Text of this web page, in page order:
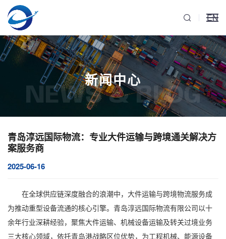
EN
新闻中心
NEWS & BLOG
青岛淳远国际物流：专业大件运输与跨境通关解决方
案服务商
2025-06-16
在全球供应链深度融合的浪潮中， 大件运输与跨境物流服务成
为推动重型设备流通的核心引擎。青岛淳远国际物流有限公司以十
余年行业深耕经验，聚焦大件运输、 机械设备运输及转关过境业务
三大核心领域，依托青岛港战略区位优势，为工程机械、能源设备